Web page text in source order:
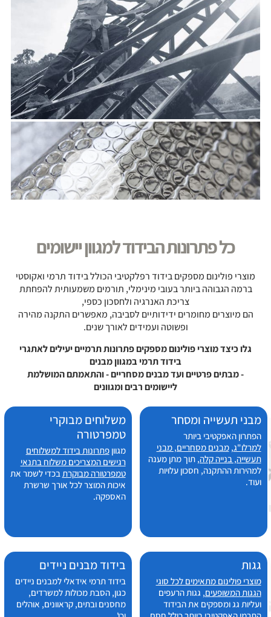
כל פתרונות הבידוד למגוון יישומים
מוצרי פולינום מספקים בידוד רפלקטיבי הכולל בידוד תרמי ואקוסטי
ברמה הגבוהה ביותר בעובי מינימלי, תורמים משמעותית להפחתת
צריכת האנרגיה ולחסכון כספי,
הם מיוצרים מחומרים ידידותיים לסביבה, מאפשרים התקנה מהירה
ופשוטה ועמידים לאורך שנים.
גלו כיצד מוצרי פולינום מספקים פתרונות תרמיים יעילים לאתגרי
בידוד תרמי במגוון מבנים
- מבתים פרטיים ועד מבנים מסחריים - והתאמתם המושלמת
ליישומים רבים ומגוונים
מבני תעשייה ומסחר
הפתרון האפקטיבי ביותר
למרלו"ג,מבנים מסחריים, מבני
תעשייה, בנייה קלה, תוך מתן מענה
למהירות ההתקנה, חסכון עלויות
ועוד.
משלוחים מבוקרי
טמפרטורה
מגווןפתרונות בידוד למשלוחים
רגישים המצריכים משלוח בתנאי
טמפרטורה מבוקרת בכדי לשמר את
איכות המוצר לכל אורך שרשרת
האספקה.
גגות
מוצרי פולינום מתאימים לכל סוגי
הגגות המשופעים, גגות הרעפים
ועליות גג ומספקים את הבידוד
בידוד מבנים ניידים
בידוד תרמי אידאלי למבנים ניידים
כגון, הסבת מכולות למשרדים,
מחסנים ובתים, קראוונים, אוהלים